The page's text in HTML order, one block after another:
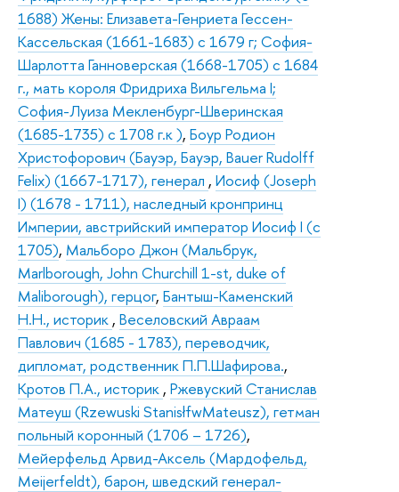
1688) Жены: Елизавета-Генриета Гессен-
Кассельская (1661-1683) с 1679 г; София-
Шарлотта Ганноверская (1668-1705) с 1684
г., мать короля Фридриха Вильгельма I;
София-Луиза Мекленбург-Шверинская
(1685-1735) с 1708 г.к ), Боур Родион
Христофорович (Бауэр, Бауэр, Bauer Rudolff
Felix) (1667-1717), генерал , Иосиф (Joseph
I) (1678 - 1711), наследный кронпринц
Империи, австрийский император Иосиф I (с
1705), Мальборо Джон (Мальбрук,
Marlborough, John Churchill 1-st, duke of
Maliborough), герцог, Бантыш-Каменский
Н.Н., историк , Веселовский Авраам
Павлович (1685 - 1783), переводчик,
дипломат, родственник П.П.Шафирова.,
Кротов П.А., историк , Ржевуский Станислав
Матеуш (Rzewuski StanisłfwMateusz), гетман
польный коронный (1706 – 1726),
Мейерфельд Арвид-Аксель (Мардофельд,
Meijerfeldt), барон, шведский генерал-